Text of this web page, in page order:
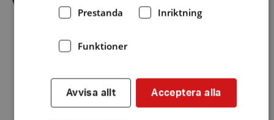
Välkomna!!!Prestanda Inriktning
Funktioner
Acceptera alla
Avvisa allt